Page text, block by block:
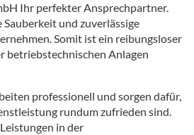
Ihr perfekter Ansprechpartner.
und zuverlässige
Somit ist ein reibungsloser
betriebstechnischen Anlagen
professionell und sorgen dafür,
rundum zufrieden sind.
in der